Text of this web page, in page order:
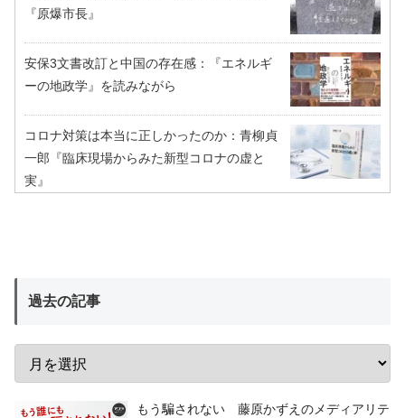
『原爆市長』
安保3文書改訂と中国の存在感：『エネルギ
ーの地政学』を読みながら
コロナ対策は本当に正しかったのか：青柳貞
一郎『臨床現場からみた新型コロナの虚と
実』
過去の記事
もう騙されない 藤原かずえのメディアリテ